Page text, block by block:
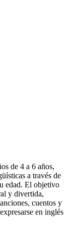
de 4 a 6 años,
a través de
edad. El objetivo
y divertida,
cuentos y
en inglés